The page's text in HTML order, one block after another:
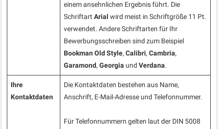
einem ansehnlichen Ergebnis führt. Die
SchriftartArial wird meist in Schriftgröße 11 Pt.
verwendet. Andere Schriftarten für Ihr
Bewerbungsschreiben sind zum Beispiel
Bookman Old Style,Calibri,Cambria,
Garamond,Georgia undVerdana.
Ihre
Kontaktdaten
Die Kontaktdaten bestehen aus Name,
Anschrift, E-Mail-Adresse und Telefonnummer.
Für Telefonnummern gelten laut der DIN 5008